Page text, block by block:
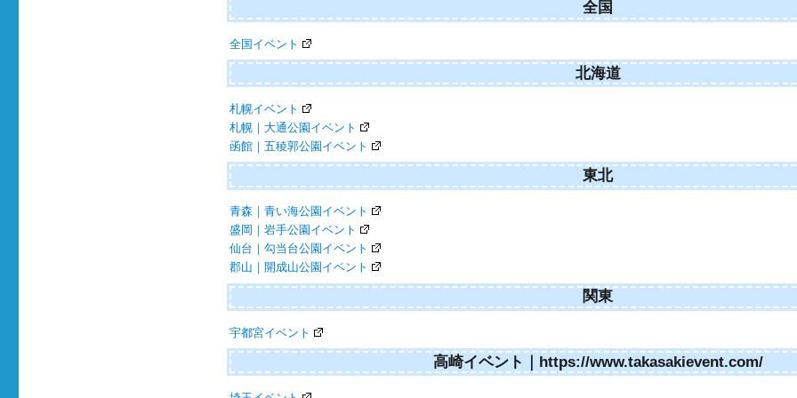
ー
シ
ョ
ン
全国
全国イベント
北海道
札幌イベント
札幌｜大通公園イベント
函館｜五稜郭公園イベント
東北
青森｜青い海公園イベント
盛岡｜岩手公園イベント
仙台｜勾当台公園イベント
郡山｜開成山公園イベント
関東
宇都宮イベント
高崎イベント｜https://www.takasakievent.com/